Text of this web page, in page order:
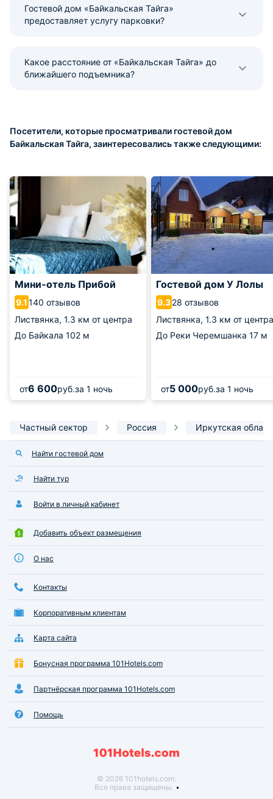
Гостевой дом «Байкальская Тайга»
предоставляет услугу парковки?
Какое расстояние от «Байкальская Тайга» до
ближайшего подъемника?
Посетители, которые просматривали гостевой дом
Байкальская Тайга, заинтересовались также следующими:
Мини-отель Прибой
9.1140 отзывов
Листвянка, 1.3 км от центра
До Байкала 102 м
от6 600руб.за 1 ночь
Гостевой дом У Лолы
9.328 отзывов
Листвянка, 1.3 км от центра
До Реки Черемшанка 17 м
от5 000руб.за 1 ночь
Частный сектор Россия Иркутская
Найти гостевой дом
Найти тур
Войти в личный кабинет
Добавить объект размещения
О нас
Контакты
Корпоративным клиентам
Карта сайта
Бонусная программа 101Hotels.com
Партнёрская программа 101Hotels.com
Помощь
© 2026 101hotels.com.
Все права защищены.